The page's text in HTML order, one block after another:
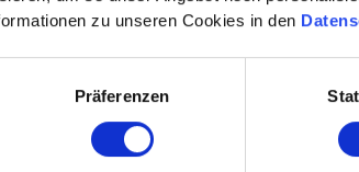
zu unseren Cookies in den
Präferenzen